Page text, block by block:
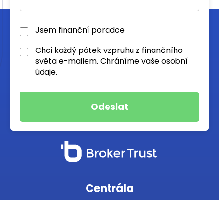
Jsem finanční poradce
Chci každý pátek vzpruhu z finančního
světa e-mailem. Chráníme vaše osobní
údaje.
Centrála